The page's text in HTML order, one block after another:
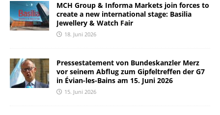
MCH Group & Informa Markets join forces to
create a new international stage: Basilia
Jewellery & Watch Fair
18. Juni 2026
Pressestatement von Bundeskanzler Merz
vor seinem Abflug zum Gipfeltreffen der G7
in Évian-les-Bains am 15. Juni 2026
15. Juni 2026